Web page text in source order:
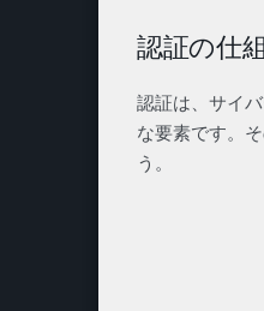
認証の仕
認証は、サイ
な要素です。
う。